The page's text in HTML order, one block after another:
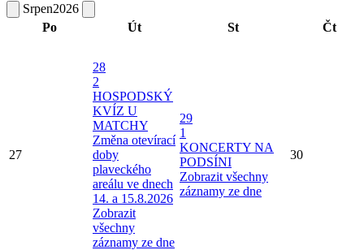
Srpen2026
Po
Út St Čt
27
28
2
HOSPODSKÝ
KVÍZ U
MATCHY
Změna otevírací
doby
plaveckého
areálu ve dnech
14. a 15.8.2026
Zobrazit
všechny
záznamy ze dne
29
1
KONCERTY NA
PODSÍNI
Zobrazit všechny
záznamy ze dne
30